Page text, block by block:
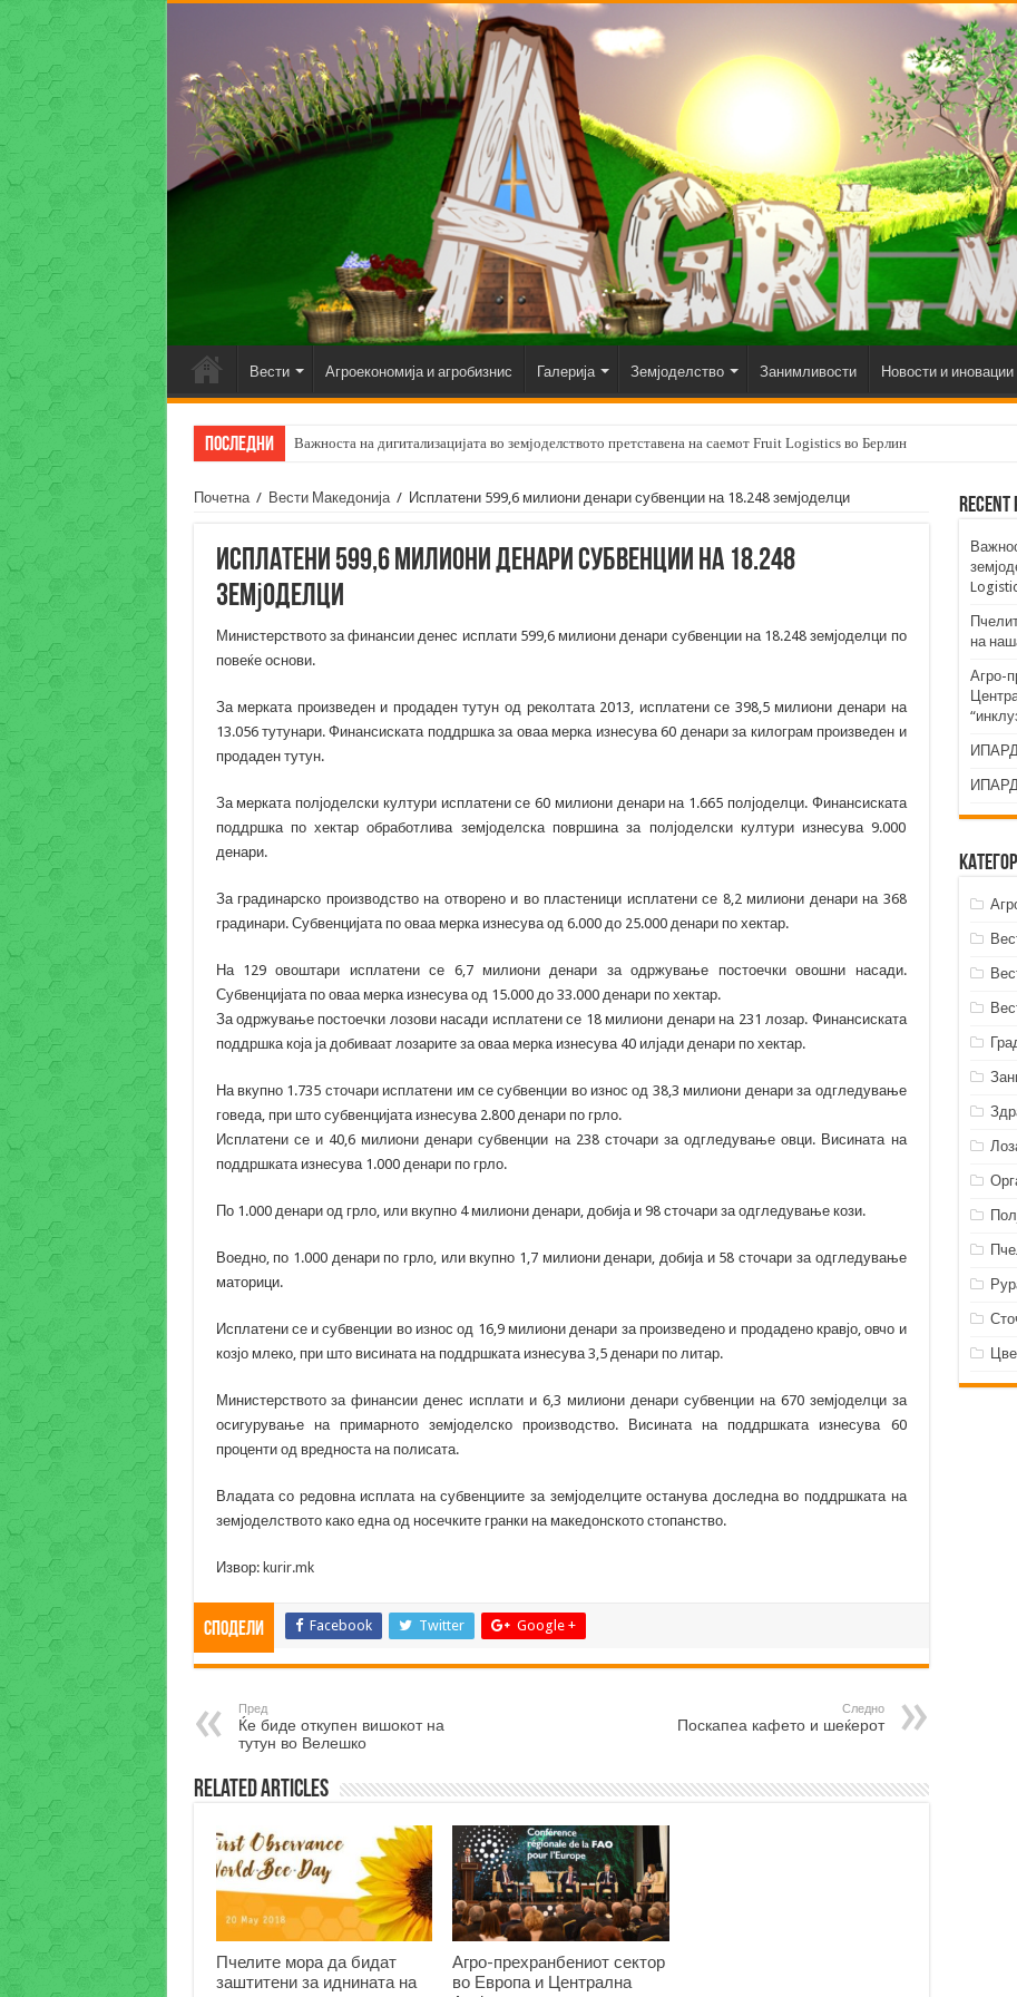
Вести Агроекономија и агробизнис Галерија Земјоделство Занимливости Новости и иновации
Последни Важноста на дигитализацијата во земјоделството претставена на саемот Fruit Logistics во Берлин
Почетна / Вести Македонија / Исплатени 599,6 милиони денари субвенции на 18.248 земјоделци
Исплатени 599,6 милиони денари субвенции на 18.248
земјоделци
Министерството за финансии денес исплати 599,6 милиони денари субвенции на 18.248 земјоделци по
повеќе основи.
За мерката произведен и продаден тутун од реколтата 2013, исплатени се 398,5 милиони денари на
13.056 тутунари. Финансиската поддршка за оваа мерка изнесува 60 денари за килограм произведен и
продаден тутун.
За мерката полјоделски култури исплатени се 60 милиони денари на 1.665 полјоделци. Финансиската
поддршка по хектар обработлива земјоделска површина за полјоделски култури изнесува 9.000
денари.
За градинарско производство на отворено и во пластеници исплатени се 8,2 милиони денари на 368
градинари. Субвенцијата по оваа мерка изнесува од 6.000 до 25.000 денари по хектар.
На 129 овоштари исплатени се 6,7 милиони денари за одржување постоечки овошни насади.
Субвенцијата по оваа мерка изнесува од 15.000 до 33.000 денари по хектар.
За одржување постоечки лозови насади исплатени се 18 милиони денари на 231 лозар. Финансиската
поддршка која ја добиваат лозарите за оваа мерка изнесува 40 илјади денари по хектар.
На вкупно 1.735 сточари исплатени им се субвенции во износ од 38,3 милиони денари за одгледување
говеда, при што субвенцијата изнесува 2.800 денари по грло.
Исплатени се и 40,6 милиони денари субвенции на 238 сточари за одгледување овци. Висината на
поддршката изнесува 1.000 денари по грло.
По 1.000 денари од грло, или вкупно 4 милиони денари, добија и 98 сточари за одгледување кози.
Воедно, по 1.000 денари по грло, или вкупно 1,7 милиони денари, добија и 58 сточари за одгледување
маторици.
Исплатени се и субвенции во износ од 16,9 милиони денари за произведено и продадено кравјо, овчо и
козјо млеко, при што висината на поддршката изнесува 3,5 денари по литар.
Министерството за финансии денес исплати и 6,3 милиони денари субвенции на 670 земјоделци за
осигурување на примарното земјоделско производство. Висината на поддршката изнесува 60
проценти од вредноста на полисата.
Владата со редовна исплата на субвенциите за земјоделците останува доследна во поддршката на
земјоделството како една од носечките гранки на македонското стопанство.
Извор: kurir.mk
Сподели Facebook Twitter Google +
Пред
Ќе биде откупен вишокот на
тутун во Велешко
Следно
Поскапеа кафето и шеќерот
Related Articles
Пчелите мора да бидат
заштитени за иднината на
Агро-прехранбениот сектор
во Европа и Централна
Recent
на
Агро-
ИПАРД
ИПАРД